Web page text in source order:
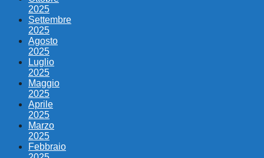
2025
Settembre
2025
Agosto
2025
Luglio
2025
Maggio
2025
Aprile
2025
Marzo
2025
Febbraio